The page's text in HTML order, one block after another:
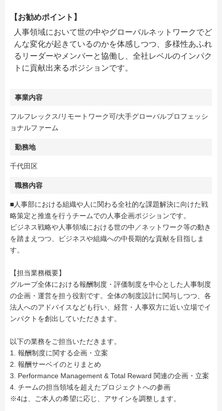
【お勧めポイント】
人事領域において世の中やグローバルネットワークでど
んな変化が起きているのかを体感しつつ、多様性あふれ
るリーダーやメンバーと協働し、全社レベルのインパク
トに貢献出来るポジションです。
事業内容
フルフレックス/リモートワーク可/大手グローバルプロフェッシ
ョナルファーム
勤務地
千代田区
職務内容
■人事部における組織や人に関わる全社的な課題解決に向けた戦
略策定と推進を行うチームでの人事企画ポジションです。
ビジネス戦略や人事領域における世の中／ネットワーク等の動き
を踏まえつつ、ビジネスや組織への中長期的な貢献を目指しま
す。
【担当業務概要】
グループ全体における報酬制度・評価制度を中心とした人事制度
の企画・運営を担う役割です。全体の制度設計に関与しつつ、各
法人へのアドバイスなども行い、経営・人事双方に近い立場でイ
ンパクトを創出していただきます。
以下の業務をご担当いただきます。
1. 報酬制度に関する企画・立案
2. 報酬サーベイのとりまとめ
3. Performance Management & Total Reward 関連の企画・立案
4. チームの担当領域を超えたプロジェクトへの参画
※4は、ご本人の希望に応じ、アサインを調整します。